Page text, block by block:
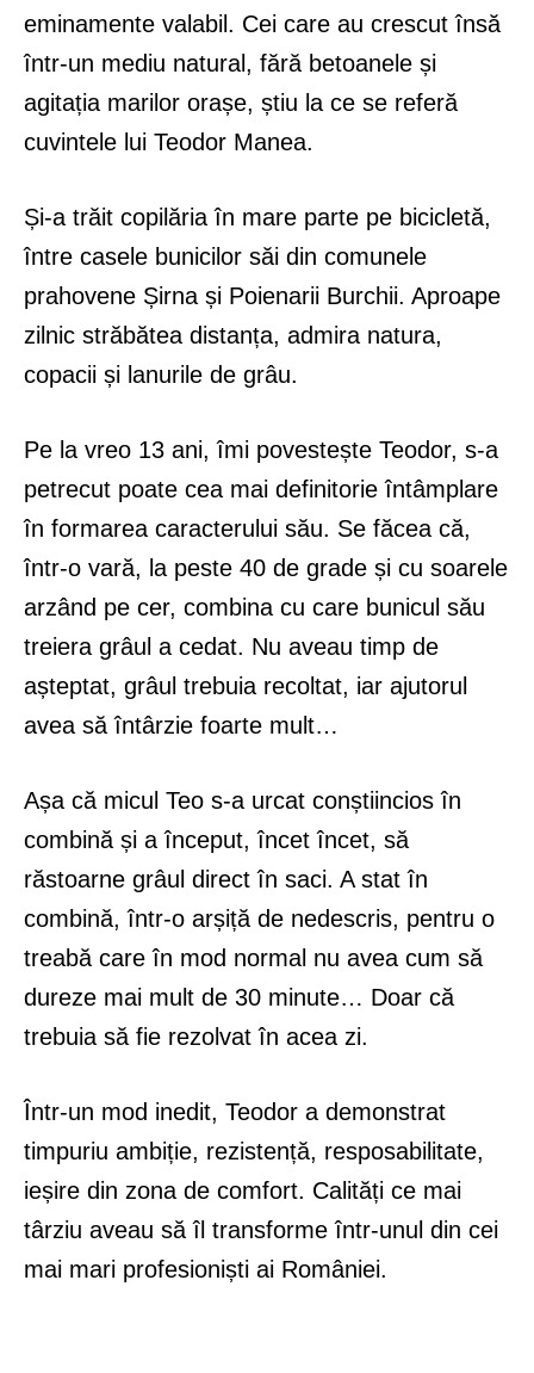
eminamente valabil. Cei care au crescut însă
într-un mediu natural, fără betoanele și
agitația marilor orașe, știu la ce se referă
cuvintele lui Teodor Manea.
Și-a trăit copilăria în mare parte pe bicicletă,
între casele bunicilor săi din comunele
prahovene Șirna și Poienarii Burchii. Aproape
zilnic străbătea distanța, admira natura,
copacii și lanurile de grâu.
Pe la vreo 13 ani, îmi povestește Teodor, s-a
petrecut poate cea mai definitorie întâmplare
în formarea caracterului său. Se făcea că,
într-o vară, la peste 40 de grade și cu soarele
arzând pe cer, combina cu care bunicul său
treiera grâul a cedat. Nu aveau timp de
așteptat, grâul trebuia recoltat, iar ajutorul
avea să întârzie foarte mult…
Așa că micul Teo s-a urcat conștiincios în
combină și a început, încet încet, să
răstoarne grâul direct în saci. A stat în
combină, într-o arșiță de nedescris, pentru o
treabă care în mod normal nu avea cum să
dureze mai mult de 30 minute… Doar că
trebuia să fie rezolvat în acea zi.
Într-un mod inedit, Teodor a demonstrat
timpuriu ambiție, rezistență, resposabilitate,
ieșire din zona de comfort. Calități ce mai
târziu aveau să îl transforme într-unul din cei
mai mari profesioniști ai României.